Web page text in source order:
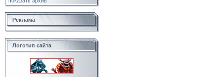
Реклама
Логотип сайта